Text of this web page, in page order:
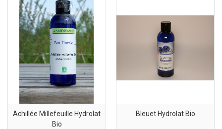
Achillée Millefeuille Hydrolat
Bio
Bleuet Hydrolat Bio